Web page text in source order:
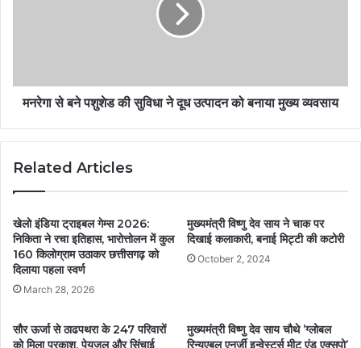
मनरेगा से बने पशुशेड की सुविधा ने दूध उत्पादन को बनाया मुख्य व्यवसाय
Related Articles
खेलो इंडिया ट्राइबल गेम्स 2026:
निकिता ने रचा इतिहास, भारोत्तोलन में कुल
160 किलोग्राम उठाकर छत्तीसगढ़ को
दिलाया पहला स्वर्ण
March 28, 2026
मुख्यमंत्री विष्णु देव साय ने चाक पर
दिखाई कलाकारी, बनाई मिट्टी की कटोरी
October 2, 2024
सौर ऊर्जा से ठाढपथरा के 247 परिवारों
को मिला प्रकाश, पेयजल और सिंचाई
मुख्यमंत्री विष्णु देव साय चौथे ’ग्लोबल
रिन्यूएबल एनर्जी इन्वेस्टर्स मीट एंड एक्सपो’